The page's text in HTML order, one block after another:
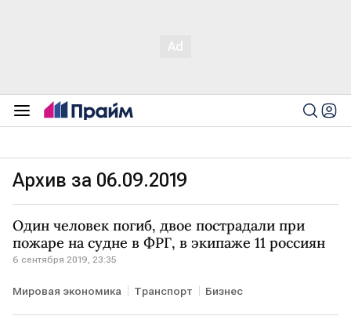
Архив за 06.09.2019
Один человек погиб, двое пострадали при
пожаре на судне в ФРГ, в экипаже 11 россиян
6 сентября 2019, 23:35
Мировая экономика Транспорт Бизнес